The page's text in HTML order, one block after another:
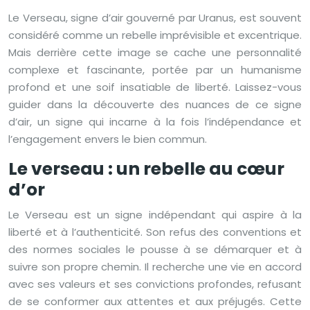
Le Verseau, signe d’air gouverné par Uranus, est souvent
considéré comme un rebelle imprévisible et excentrique.
Mais derrière cette image se cache une personnalité
complexe et fascinante, portée par un humanisme
profond et une soif insatiable de liberté. Laissez-vous
guider dans la découverte des nuances de ce signe
d’air, un signe qui incarne à la fois l’indépendance et
l’engagement envers le bien commun.
Le verseau : un rebelle au cœur
d’or
Le Verseau est un signe indépendant qui aspire à la
liberté et à l’authenticité. Son refus des conventions et
des normes sociales le pousse à se démarquer et à
suivre son propre chemin. Il recherche une vie en accord
avec ses valeurs et ses convictions profondes, refusant
de se conformer aux attentes et aux préjugés. Cette